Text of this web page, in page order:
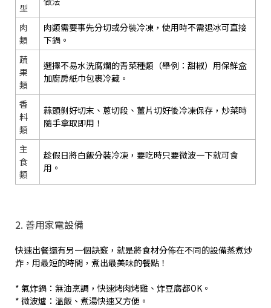
型
肉
類
肉類需要事先分切或分裝冷凍，使用時不需退冰可直接
下鍋。
蔬
果
類
選擇不易水洗腐爛的青菜種類（舉例：甜椒）用保鮮盒
加廚房紙巾包裹冷藏。
香
料
類
蒜頭剝好切末、蔥切段、薑片切好後冷凍保存，炒菜時
隨手拿取即用！
主
食
類
趁假日將白飯分裝冷凍，要吃時只要微波一下就可食
用。
2. 善用家電設備
快速出餐還有另一個訣竅，就是將食材分佈在不同的設備蒸煮炒
炸，用最短的時間，煮出最美味的餐點！
* 氣炸鍋：無油烹調，快速烤肉烤雞、炸豆腐都OK。
* 微波爐：溫飯、煮湯快速又方便。